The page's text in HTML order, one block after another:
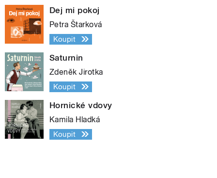
Dej mi pokoj
Petra Štarková
Koupit
Saturnin
Zdeněk Jirotka
Koupit
Hornické vdovy
Kamila Hladká
Koupit